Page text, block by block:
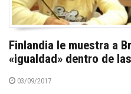
Finlandia le muestra a
«igualdad» dentro de
03/09/2017